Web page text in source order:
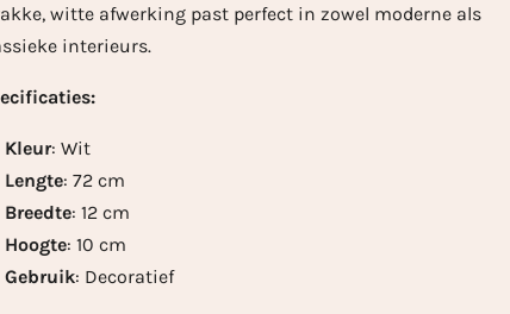
witte afwerking past perfect in zowel moderne als
interieurs.
Kleur: Wit
Lengte: 72 cm
Breedte: 12 cm
Hoogte: 10 cm
Gebruik: Decoratief